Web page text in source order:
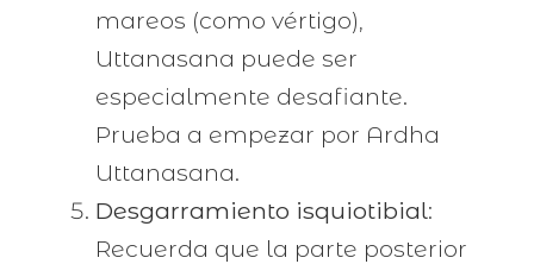
mareos (como vértigo),
Uttanasana puede ser
especialmente desafiante.
Prueba a empezar por Ardha
Uttanasana.
Desgarramiento isquiotibial:
Recuerda que la parte posterior